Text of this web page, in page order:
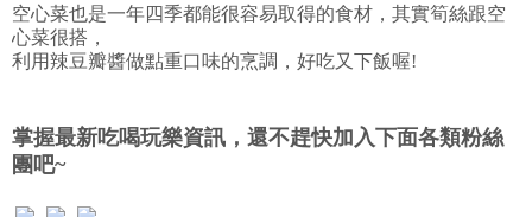
空心菜也是一年四季都能很容易取得的食材，其實筍絲跟空
心菜很搭，
利用辣豆瓣醬做點重口味的烹調，好吃又下飯喔!
掌握最新吃喝玩樂資訊，還不趕快加入下面各類粉絲
團吧~